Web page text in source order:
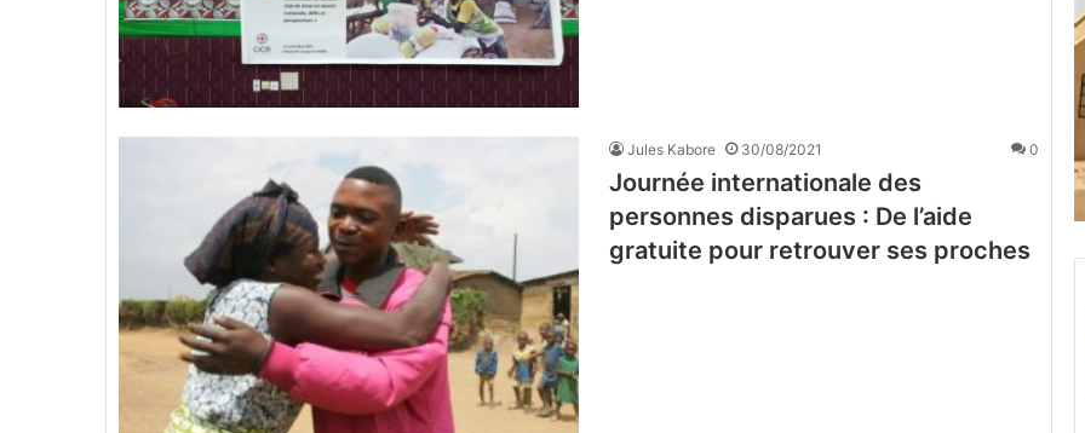
Jules Kabore 30/08/2021 0
Journée internationale des
personnes disparues : De l’aide
gratuite pour retrouver ses proches